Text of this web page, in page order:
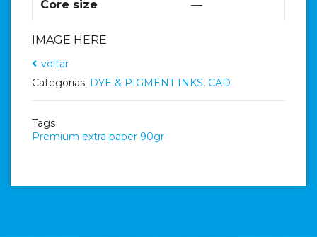
Core size —
IMAGE HERE
voltar
Categorias: DYE & PIGMENT INKS, CAD
Tags
Premium extra paper 90gr